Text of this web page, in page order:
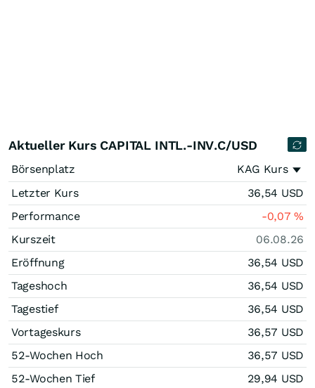
Aktueller Kurs CAPITAL INTL.-INV.C/USD
Börsenplatz
KAG Kurs
Letzter Kurs
36,54 USD
Performance
-0,07%
Kurszeit
06.08.26
Eröffnung
36,54 USD
Tageshoch
36,54 USD
Tagestief
36,54 USD
Vortageskurs
36,57 USD
52-Wochen Hoch
36,57 USD
52-Wochen Tief
29,94 USD